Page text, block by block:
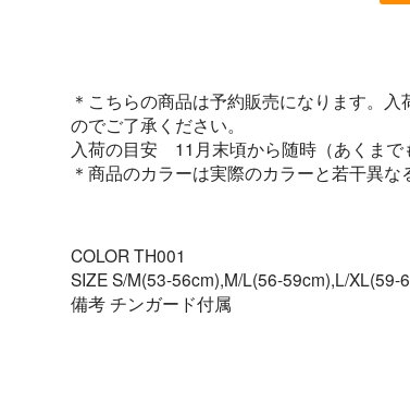
＊こちらの商品は予約販売になります。
のでご了承ください。
入荷の目安 11月末頃から随時（あくまで
＊商品のカラーは実際のカラーと若干異な
COLOR TH001
SIZE S/M(53-56cm),M/L(56-59cm),L/XL(59-
備考 チンガード付属